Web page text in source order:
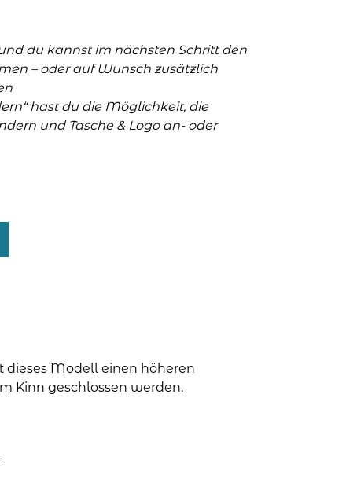
du kannst im nächsten Schritt den
– oder auf Wunsch zusätzlich
hast du die Möglichkeit, die
und Tasche & Logo an- oder
dieses Modell einen höheren
Kinn geschlossen werden.